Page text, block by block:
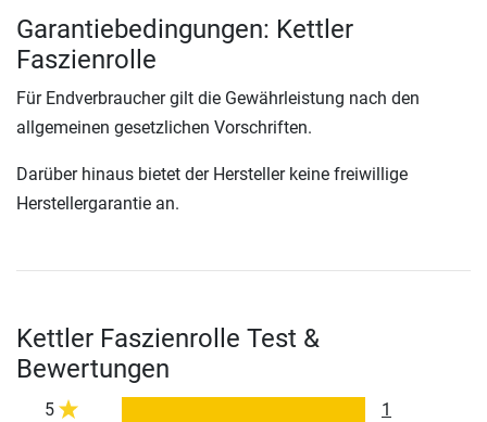
Garantiebedingungen: Kettler
Faszienrolle
Für Endverbraucher gilt die Gewährleistung nach den
allgemeinen gesetzlichen Vorschriften.
Darüber hinaus bietet der Hersteller keine freiwillige
Herstellergarantie an.
Kettler Faszienrolle Test &
Bewertungen
5
1